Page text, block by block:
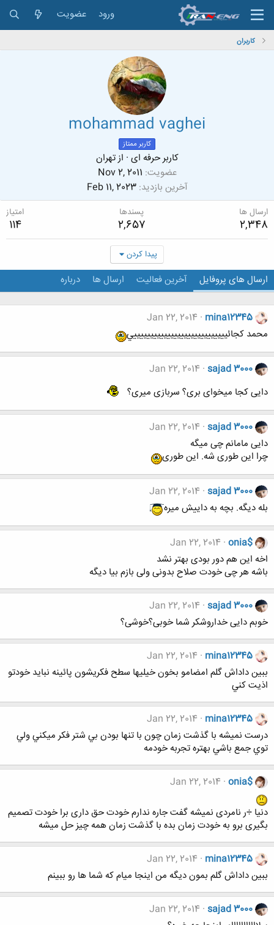
ورود عضویت
کاربران
mohammad vaghei
کاربر ممتاز
کاربر حرفه ای · ازتهران
عضویت Nov 2, 2011
آخرین بازدید Feb 11, 2023
ارسال ها
2,348
پسندها
2,657
امتیاز
114
پیدا کردن
ارسال های پروفایل آخرین فعالیت ارسال ها درباره
mina12345
Jan 22, 2014
محمد كجائييييييييييييييييييييييييييييي
sajad 3000
Jan 22, 2014
دایی کجا میخوای بری؟ سربازی میری؟
sajad 3000
Jan 22, 2014
دایی مامانم چی میگه
چرا این طوری شه. این طوری
sajad 3000
Jan 22, 2014
بله دیگه. بچه به داییش میره
onia$
Jan 22, 2014
اخه این هم دور بودی بهتر نشد
باشه هر چی خودت صلاح بدونی ولی بازم بیا دیگه
sajad 3000
Jan 22, 2014
خوبم دایی خداروشکر شما خوبی؟خوشی؟
mina12345
Jan 22, 2014
ببين داداش گلم امضامو بخون خيليها سطح فكريشون پائينه نبايد خودتو
اذيت كني
mina12345
Jan 22, 2014
درست نميشه با گذشت زمان چون با تنها بودن بي شتر فكر ميكني ولي
توي جمع باشي بهتره تجربه خودمه
onia$
Jan 22, 2014
دنیا ÷ر نامردی نمیشه گفت جاره ندارم خودت حق داری برا خودت تصمیم
بگیری برو به خودت زمان بده با گذشت زمان همه چیز حل میشه
mina12345
Jan 22, 2014
ببين داداش گلم بمون ديگه من اينجا ميام كه شما ها رو ببينم
sajad 3000
Jan 22, 2014